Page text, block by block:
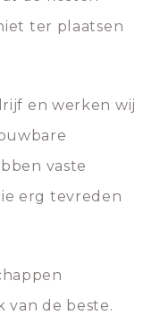
ter plaatsen
en werken wij
vaste
erg tevreden
van de beste.